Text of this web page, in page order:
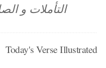
التأملات و
Today's Verse Illustrated